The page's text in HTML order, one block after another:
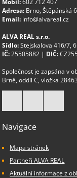
Adresa: Brno, Štěpánská 6
Email: info@alvareal.cz
ALVA REAL s.r.o.
Sídlo:Stejskalova 416/7,
IČ:25505882 | DIČ:
Společnost je zapsána v
Brně, oddíl C, vložka
Navigace
Mapa stránek
Partneři ALVA REAL
Aktuální informace z